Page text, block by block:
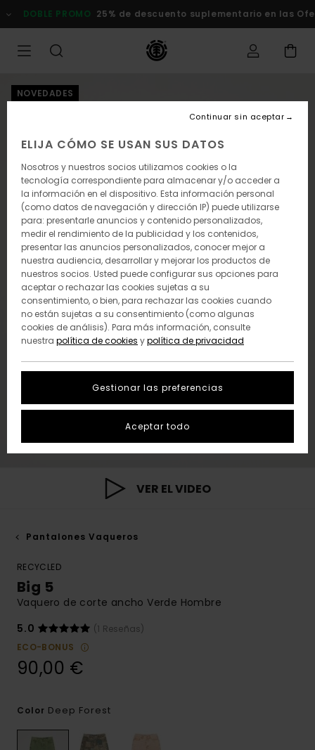
la
DOBLE PROMO 25% de descuento suplementario en las Ofertas
NOVEDADES
VER EL VIDEO
Pantalones Vaqueros
RECYCLED
Big 5
Vaquero de corte ancho Verde Hombre
5.0
(1 Reseñas)
ECO-BONUS
90,00 €
Color Deep Forest
ELIJA CÓMO SE USAN SUS DATOS
Nosotros y nuestros socios utilizamos cookies o la
tecnología correspondiente para almacenar y/o acceder a
la información en el dispositivo. Esta información personal
(como datos de navegación y dirección IP) puede utilizarse
para: presentarle anuncios y contenido personalizados,
medir el rendimiento de la publicidad y los contenidos,
presentar las anuncios personalizados, conocer mejor a
nuestra audiencia, desarrollar y mejorar los productos de
nuestros socios. Usted puede configurar sus opciones para
aceptar o rechazar las cookies sujetas a su
consentimiento, o bien, para rechazar las cookies cuando
no están sujetas a su consentimiento (como algunas
cookies de análisis). Para más información, consulte
nuestra política de cookies ypolítica de privacidad
Gestionar las preferencias
Continuar sin aceptar
Aceptar todo